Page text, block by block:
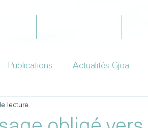
Publications Actualités Gjoa
lecture